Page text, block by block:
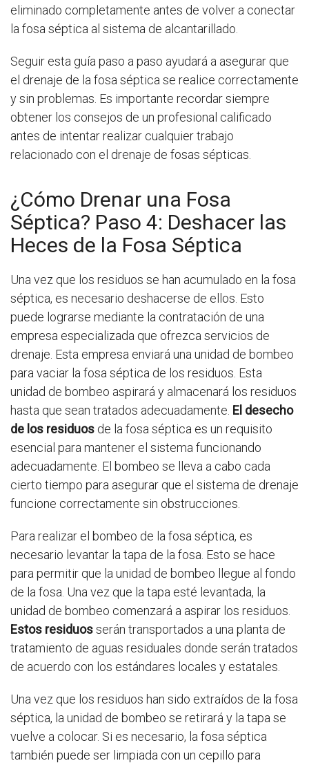
eliminado completamente antes de volver a conectar
la fosa séptica al sistema de alcantarillado.
Seguir esta guía paso a paso ayudará a asegurar que
el drenaje de la fosa séptica se realice correctamente
y sin problemas. Es importante recordar siempre
obtener los consejos de un profesional calificado
antes de intentar realizar cualquier trabajo
relacionado con el drenaje de fosas sépticas.
¿Cómo Drenar una Fosa
Séptica? Paso 4: Deshacer las
Heces de la Fosa Séptica
Una vez que los residuos se han acumulado en la fosa
séptica, es necesario deshacerse de ellos. Esto
puede lograrse mediante la contratación de una
empresa especializada que ofrezca servicios de
drenaje. Esta empresa enviará una unidad de bombeo
para vaciar la fosa séptica de los residuos. Esta
unidad de bombeo aspirará y almacenará los residuos
hasta que sean tratados adecuadamente. El desecho
de los residuos de la fosa séptica es un requisito
esencial para mantener el sistema funcionando
adecuadamente. El bombeo se lleva a cabo cada
cierto tiempo para asegurar que el sistema de drenaje
funcione correctamente sin obstrucciones.
Para realizar el bombeo de la fosa séptica, es
necesario levantar la tapa de la fosa. Esto se hace
para permitir que la unidad de bombeo llegue al fondo
de la fosa. Una vez que la tapa esté levantada, la
unidad de bombeo comenzará a aspirar los residuos.
Estos residuosserán transportados a una planta de
tratamiento de aguas residuales donde serán tratados
de acuerdo con los estándares locales y estatales.
Una vez que los residuos han sido extraídos de la fosa
séptica, la unidad de bombeo se retirará y la tapa se
vuelve a colocar. Si es necesario, la fosa séptica
también puede ser limpiada con un cepillo para